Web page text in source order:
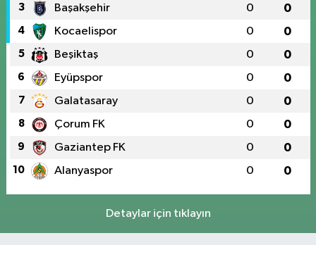
3 Başakşehir 0 0
4 Kocaelispor 0 0
5 Beşiktaş 0 0
6 Eyüpspor 0 0
7 Galatasaray 0 0
8 Çorum FK 0 0
9 Gaziantep FK 0 0
10 Alanyaspor 0 0
Detaylar için tıklayın